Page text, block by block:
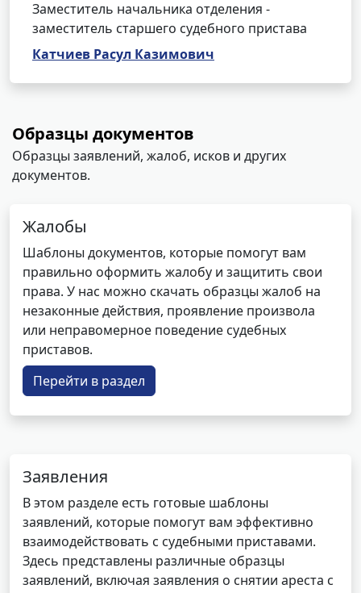
Заместитель начальника отделения -
заместитель старшего судебного пристава
Катчиев Расул Казимович
Образцы документов
Образцы заявлений, жалоб, исков и других
документов.
Жалобы
Шаблоны документов, которые помогут вам
правильно оформить жалобу и защитить свои
права. У нас можно скачать образцы жалоб на
незаконные действия, проявление произвола
или неправомерное поведение судебных
приставов.
Перейти в раздел
Заявления
В этом разделе есть готовые шаблоны
заявлений, которые помогут вам эффективно
взаимодействовать с судебными приставами.
Здесь представлены различные образцы
заявлений, включая заявления о снятии ареста с